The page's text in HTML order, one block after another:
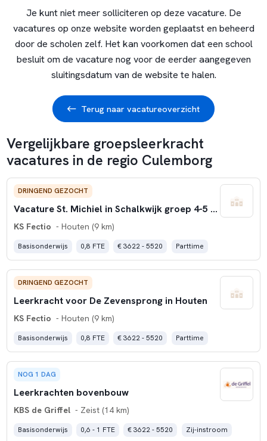
Je kunt niet meer solliciteren op deze vacature. De
vacatures op onze website worden geplaatst en beheerd
door de scholen zelf. Het kan voorkomen dat een school
besluit om de vacature nog voor de eerder aangegeven
sluitingsdatum van de website te halen.
Terug naar vacatureoverzicht
Vergelijkbare groepsleerkracht
vacatures in de regio Culemborg
DRINGEND GEZOCHT
Vacature St. Michiel in Schalkwijk groep 4-5 WTF 0.8)
KS Fectio - Houten (9 km)
Basisonderwijs 0,8 FTE € 3622 - 5520 Parttime
DRINGEND GEZOCHT
Leerkracht voor De Zevensprong in Houten
KS Fectio - Houten (9 km)
Basisonderwijs 0,8 FTE € 3622 - 5520 Parttime
NOG 1 DAG
Leerkrachten bovenbouw
KBS de Griffel - Zeist (14 km)
Basisonderwijs 0,6 - 1 FTE € 3622 - 5520
Zij-instroom